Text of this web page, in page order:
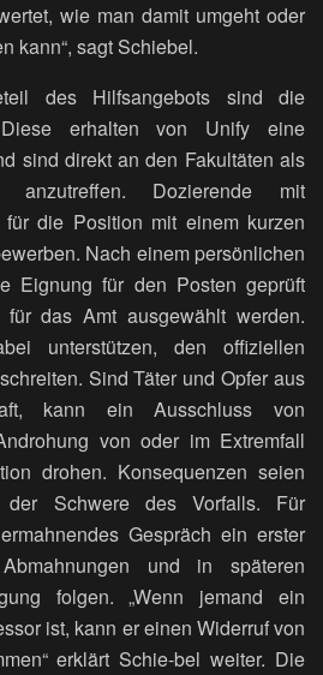
wie man damit umgeht oder
kann“, sagt Schiebel.
des Hilfsangebots sind die
Diese erhalten von Unify eine
sind direkt an den Fakultäten als
anzutreffen. Dozierende mit
die Position mit einem kurzen
Nach einem persönlichen
Eignung für den Posten geprüft
das Amt ausgewählt werden.
unterstützen, den offiziellen
Sind Täter und Opfer aus
kann ein Ausschluss von
von oder im Extremfall
drohen. Konsequenzen seien
Schwere des Vorfalls. Für
Gespräch ein erster
und in späteren
folgen. „Wenn jemand ein
ist, kann er einen Widerruf von
erklärt Schie-bel weiter. Die